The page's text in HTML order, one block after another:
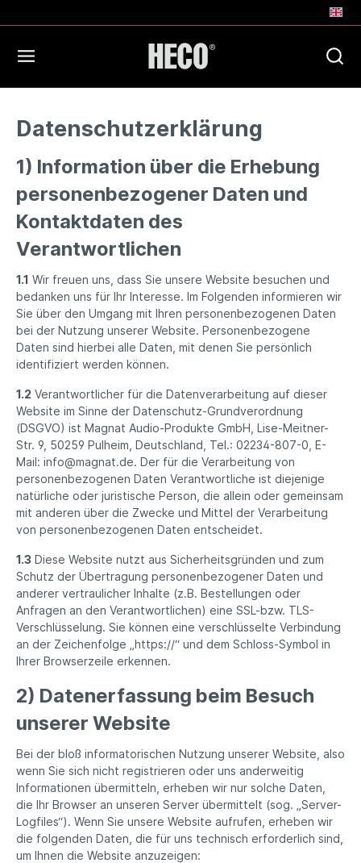
Datenschutzerklärung
1) Information über die Erhebung
personenbezogener Daten und
Kontaktdaten des
Verantwortlichen
1.1 Wir freuen uns, dass Sie unsere Website besuchen und
bedanken uns für Ihr Interesse. Im Folgenden informieren wir
Sie über den Umgang mit Ihren personenbezogenen Daten
bei der Nutzung unserer Website. Personenbezogene
Daten sind hierbei alle Daten, mit denen Sie persönlich
identifiziert werden können.
1.2 Verantwortlicher für die Datenverarbeitung auf dieser
Website im Sinne der Datenschutz-Grundverordnung
(DSGVO) ist Magnat Audio-Produkte GmbH, Lise-Meitner-
Str. 9, 50259 Pulheim, Deutschland, Tel.: 02234-807-0, E-
Mail: info@magnat.de. Der für die Verarbeitung von
personenbezogenen Daten Verantwortliche ist diejenige
natürliche oder juristische Person, die allein oder gemeinsam
mit anderen über die Zwecke und Mittel der Verarbeitung
von personenbezogenen Daten entscheidet.
1.3 Diese Website nutzt aus Sicherheitsgründen und zum
Schutz der Übertragung personenbezogener Daten und
anderer vertraulicher Inhalte (z.B. Bestellungen oder
Anfragen an den Verantwortlichen) eine SSL-bzw. TLS-
Verschlüsselung. Sie können eine verschlüsselte Verbindung
an der Zeichenfolge „https://“ und dem Schloss-Symbol in
Ihrer Browserzeile erkennen.
2) Datenerfassung beim Besuch
unserer Website
Bei der bloß informatorischen Nutzung unserer Website, also
wenn Sie sich nicht registrieren oder uns anderweitig
Informationen übermitteln, erheben wir nur solche Daten,
die Ihr Browser an unseren Server übermittelt (sog. „Server-
Logfiles“). Wenn Sie unsere Website aufrufen, erheben wir
die folgenden Daten, die für uns technisch erforderlich sind,
um Ihnen die Website anzuzeigen: